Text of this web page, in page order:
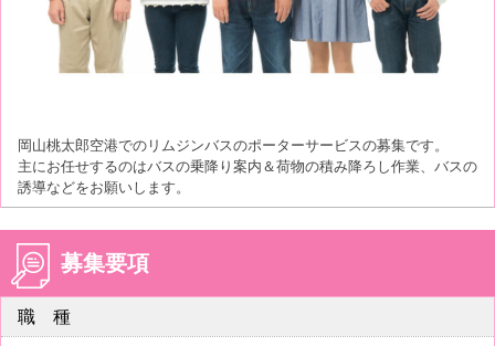
岡山桃太郎空港でのリムジンバスのポーターサービスの募集です。
主にお任せするのはバスの乗降り案内＆荷物の積み降ろし作業、バスの
誘導などをお願いします。
募集要項
職 種